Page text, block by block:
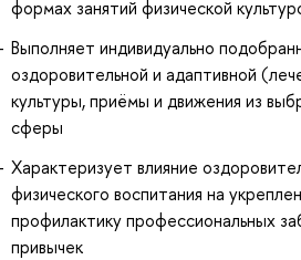
формах занятий физической
Выполняет индивидуально
оздоровительной и адаптивной
культуры, приёмы и движения из
сферы
Характеризует влияние
физического воспитания на
профилактику профессиональных
привычек